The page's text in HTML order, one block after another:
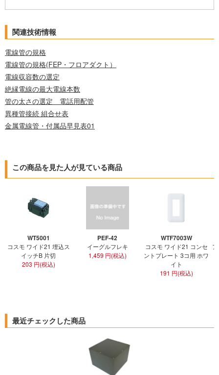
関連技術情報
電線管の規格
電線管の規格(FEP・フロアダクト）
電線収容数の選定
絶縁電線の最大電線本数
管の太さの選定 電話用配管
異種管接続 組合せ表
金属電線管・付属品早見表01
この商品を見た人が見ている商品
WT5001
コスモ ワイド21 埋込ス
イッチB 片切
203 円(税込)
PEF-42
イーグルフレキ
1,459 円(税込)
WTF7003W
コスモ ワイド21 コンセ
ントプレート 3コ用 ホワ
イト
191 円(税込)
最近チェックした商品